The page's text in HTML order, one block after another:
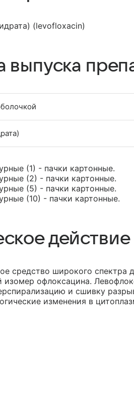
(levofloxacin)
(1) - пачки картонные.
(2) - пачки картонные.
(5) - пачки картонные.
(10) - пачки картонные.
действие
средство широкого спектра
офлоксацина.
и сшивку
изменения в